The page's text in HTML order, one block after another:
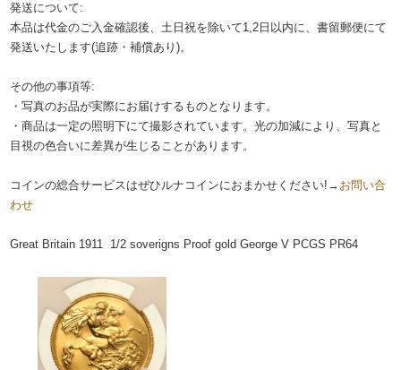
発送について:
本品は代金のご入金確認後、土日祝を除いて1,2日以内に、書留郵便にて
発送いたします(追跡・補償あり)。
その他の事項等:
・写真のお品が実際にお届けするものとなります。
・商品は一定の照明下にて撮影されています。光の加減により、写真と
目視の色合いに差異が生じることがあります。
コインの総合サービスはぜひルナコインにおまかせください!→ お問い合
わせ
Great Britain 1911 1/2 soverigns Proof gold George V PCGS PR64